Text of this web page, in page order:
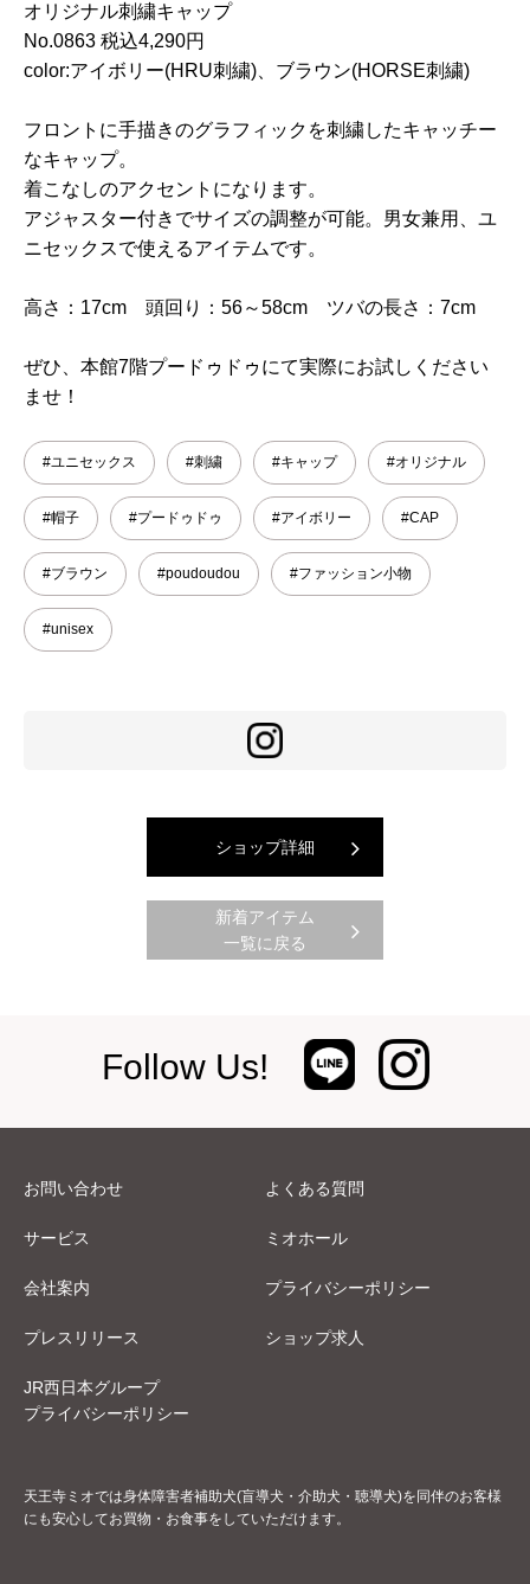
オリジナル刺繍キャップ
No.0863 税込4,290円
color:アイボリー(HRU刺繍)、ブラウン(HORSE刺繍)
フロントに手描きのグラフィックを刺繍したキャッチー
なキャップ。
着こなしのアクセントになります。
アジャスター付きでサイズの調整が可能。男女兼用、ユ
ニセックスで使えるアイテムです。
高さ：17cm 頭回り：56～58cm ツバの長さ：7cm
ぜひ、本館7階プードゥドゥにて実際にお試しください
ませ！
#ユニセックス #刺繍 #キャップ #オリジナル
#帽子 #プードゥドゥ #アイボリー #CAP
#ブラウン #poudoudou #ファッション小物
#unisex
ショップ詳細
新着アイテム
一覧に戻る
Follow Us!
お問い合わせ よくある質問
サービス ミオホール
会社案内 プライバシーポリシー
プレスリリース ショップ求人
JR西日本グループ
プライバシーポリシー
天王寺ミオでは身体障害者補助犬(盲導犬・介助犬・聴導犬)を同伴のお客様
にも安心してお買物・お食事をしていただけます。